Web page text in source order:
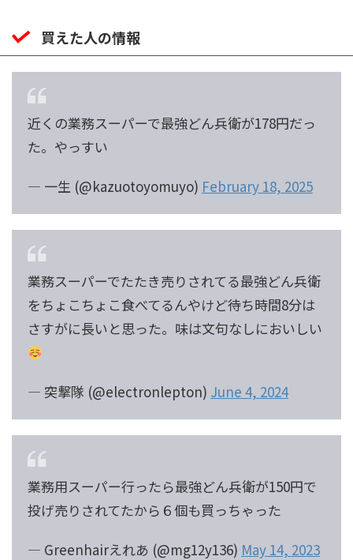
買えた人の情報
近くの業務スーパーで最強どん兵衛が178円だっ
た。やっすい
— 一生 (@kazuotoyomuyo) February 18, 2025
業務スーパーでたたき売りされてる最強どん兵衛
をちょこちょこ食べてるんやけど待ち時間8分は
さすがに長いと思った。味は文句なしにおいしい
— 突撃隊 (@electronlepton) June 4, 2024
業務用スーパー行ったら最強どん兵衛が150円で
投げ売りされてたから６個も買っちゃった
— Greenhairえれあ (@mg12y136) May 14, 2023